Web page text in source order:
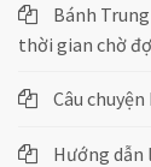
Bánh
thời gian chờ
Câu
Hướng